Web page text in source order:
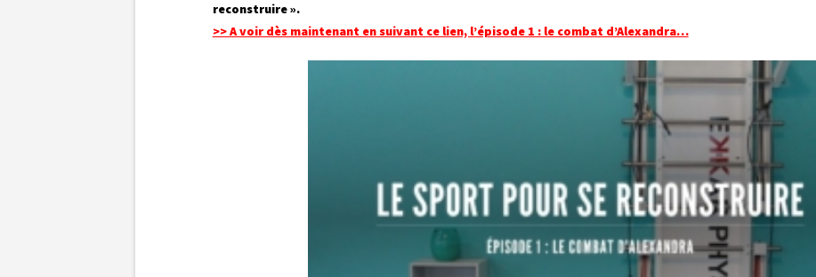
reconstruire ».
>> A voir dès maintenant en suivant ce lien, l’épisode 1 : le combat d’Alexandra…